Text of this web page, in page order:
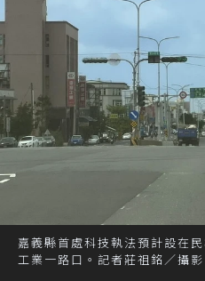
嘉義縣首處科技執法預計設在
工業一路口。記者莊祖銘／攝影